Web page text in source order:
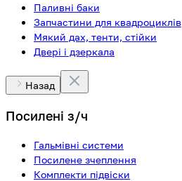
Паливні баки
Запчастини для квадроциклів
Мякий дах, тенти, стійки
Двері і дзеркала
Назад
Посилені з/ч
Гальмівні системи
Посилене зчеплення
Комплекти підвіски